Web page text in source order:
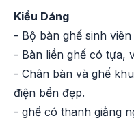
Kiểu Dáng
- Bộ bàn ghế sinh viên
- Bàn liền ghế có tựa,
- Chân bàn và ghế
điện bền đẹp.
- ghế có thanh giằng